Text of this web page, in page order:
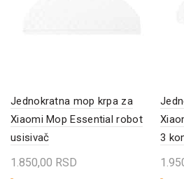
Jednokratna mop krpa za
Xiaomi Mop Essential robot
usisivač
1.850,00 RSD
3